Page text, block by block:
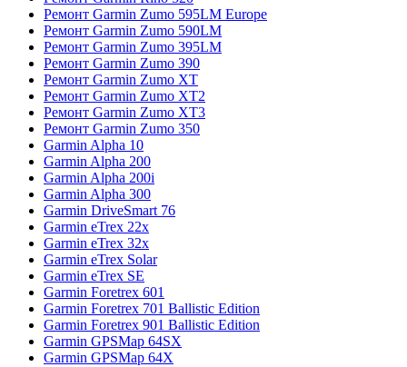
Ремонт Garmin Zumo 595LM Europe
Ремонт Garmin Zumo 590LM
Ремонт Garmin Zumo 395LM
Ремонт Garmin Zumo 390
Ремонт Garmin Zumo XT
Ремонт Garmin Zumo XT2
Ремонт Garmin Zumo XT3
Ремонт Garmin Zumo 350
Garmin Alpha 10
Garmin Alpha 200
Garmin Alpha 200i
Garmin Alpha 300
Garmin DriveSmart 76
Garmin eTrex 22x
Garmin eTrex 32x
Garmin eTrex Solar
Garmin eTrex SE
Garmin Foretrex 601
Garmin Foretrex 701 Ballistic Edition
Garmin Foretrex 901 Ballistic Edition
Garmin GPSMap 64SX
Garmin GPSMap 64X